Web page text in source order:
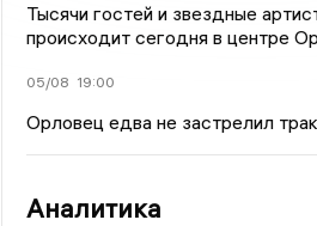
Тысячи гостей и звездные
происходит сегодня в центре
05/08 19:00
Орловец едва не застрелил
Аналитика